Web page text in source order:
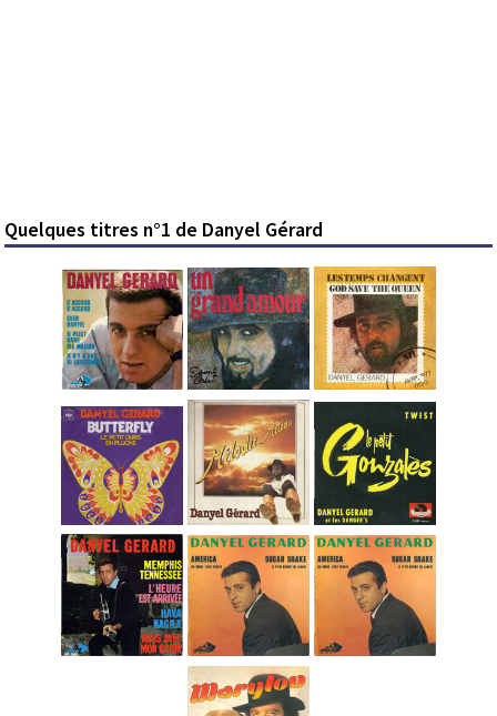
Quelques titres n°1 de Danyel Gérard